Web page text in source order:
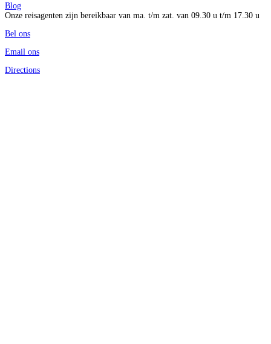
Blog
Onze reisagenten zijn bereikbaar van ma. t/m zat. van 09.30 u t/m 17.30 u
Bel ons
Email ons
Directions